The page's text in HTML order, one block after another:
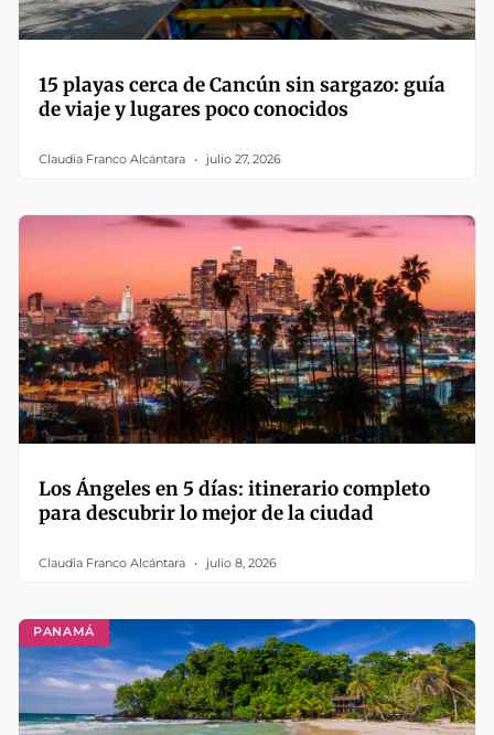
15 playas cerca de Cancún sin sargazo: guía
de viaje y lugares poco conocidos
Claudia Franco Alcántara julio 27, 2026
Los Ángeles en 5 días: itinerario completo
para descubrir lo mejor de la ciudad
Claudia Franco Alcántara julio 8, 2026
PANAMÁ